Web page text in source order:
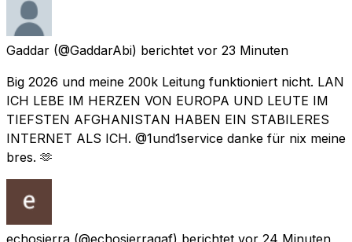
Gaddar (@GaddarAbi) berichtet vor 23 Minuten
Big 2026 und meine 200k Leitung funktioniert nicht. LAN
ICH LEBE IM HERZEN VON EUROPA UND LEUTE IM
TIEFSTEN AFGHANISTAN HABEN EIN STABILERES
INTERNET ALS ICH. @1und1service danke für nix meine
bres. 🫶
echosierra (@echosierragaf) berichtet vor 24 Minuten